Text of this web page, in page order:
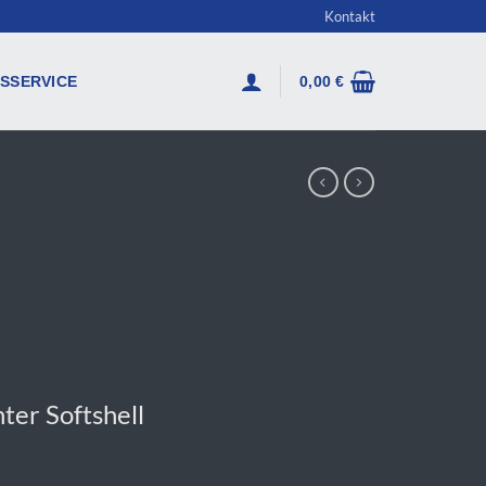
Kontakt
0,00€
Softshell